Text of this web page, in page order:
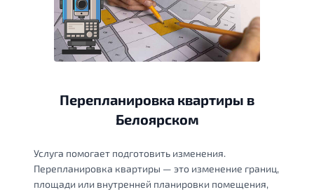
Перепланировка квартиры в
Белоярском
Услуга помогает подготовить изменения.
Перепланировка квартиры — это изменение границ,
площади или внутренней планировки помещения,